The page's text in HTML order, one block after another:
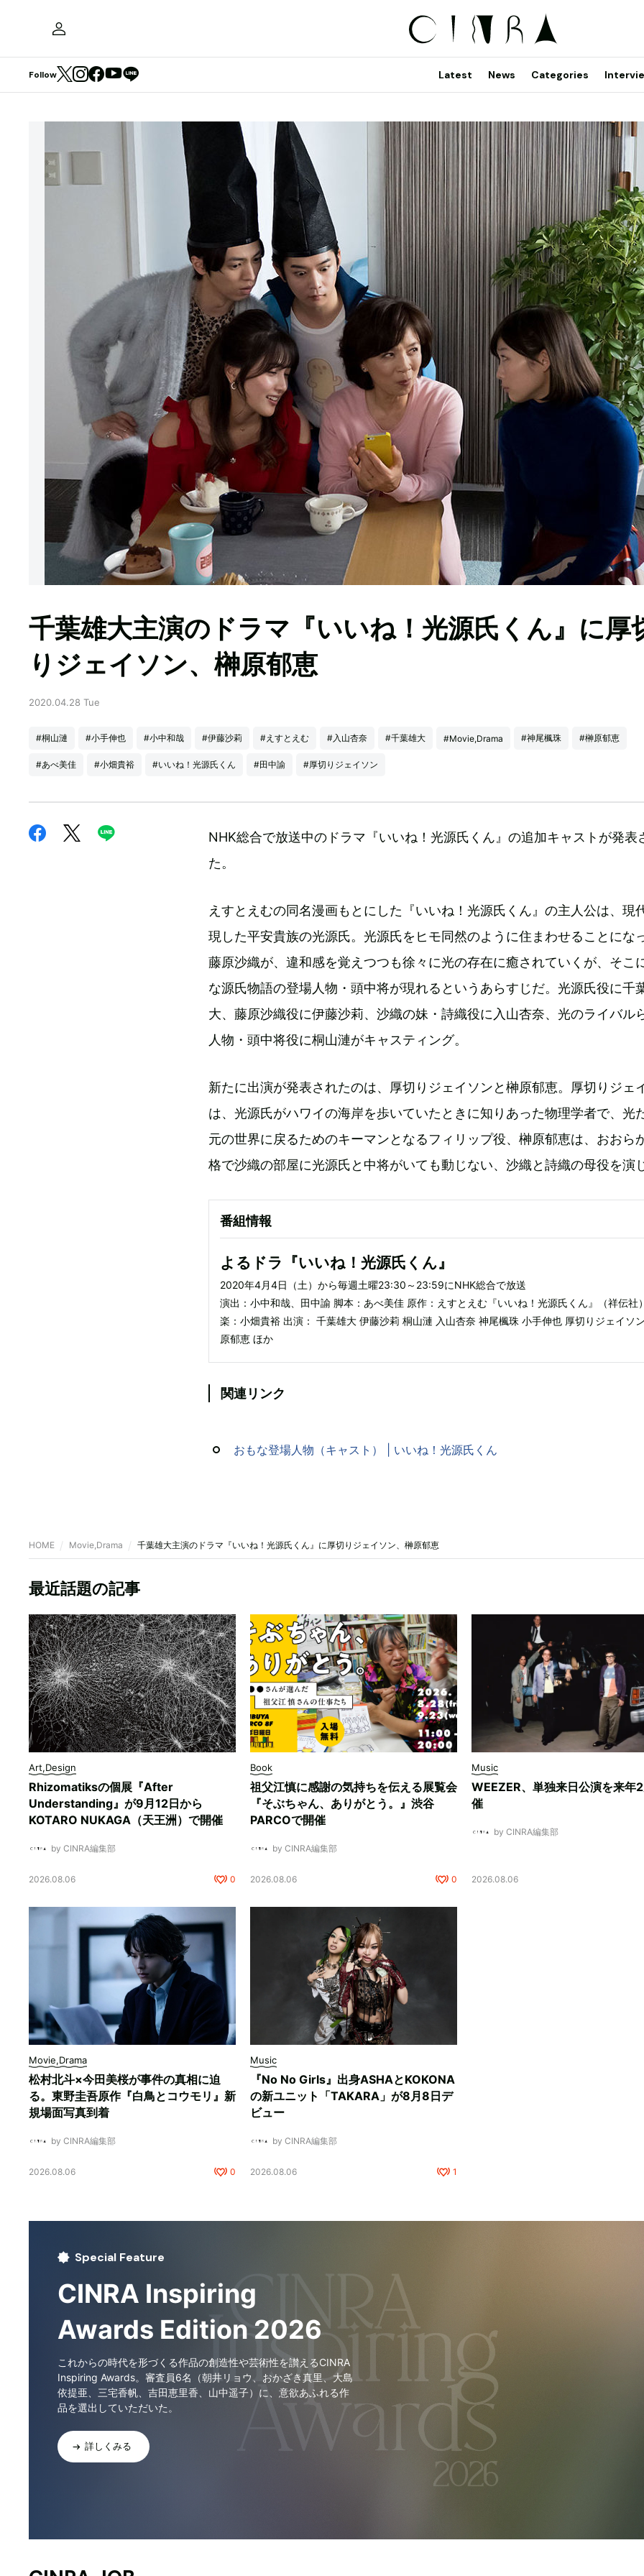
Follow Latest News Categories
千葉雄大主演のドラマ『いいね！光源氏くん』に厚
りジェイソン、榊原郁恵
2020.04.28 Tue
#桐山漣 #小手伸也 #小中和哉 #伊藤沙莉 #えすとえむ #入山杏奈 #千葉雄大 #Movie,Drama #神尾楓珠 #榊原郁恵
#あべ美佳 #小畑貴裕 #いいね！光源氏くん #田中諭 #厚切りジェイソン
NHK総合で放送中のドラマ『いいね！光源氏くん』の追加キャストが発表
た。
えすとえむの同名漫画もとにした『いいね！光源氏くん』の主人公は、現
現した平安貴族の光源氏。光源氏をヒモ同然のように住まわせることにな
藤原沙織が、違和感を覚えつつも徐々に光の存在に癒されていくが、そこ
な源氏物語の登場人物・頭中将が現れるというあらすじだ。光源氏役に千
大、藤原沙織役に伊藤沙莉、沙織の妹・詩織役に入山杏奈、光のライバル
人物・頭中将役に桐山漣がキャスティング。
新たに出演が発表されたのは、厚切りジェイソンと榊原郁恵。厚切りジェ
は、光源氏がハワイの海岸を歩いていたときに知りあった物理学者で、光
元の世界に戻るためのキーマンとなるフィリップ役、榊原郁恵は、おおら
格で沙織の部屋に光源氏と中将がいても動じない、沙織と詩織の母役を演
番組情報
よるドラ『いいね！光源氏くん』
2020年4月4日（土）から毎週土曜23:30～23:59にNHK総合で放送
演出：小中和哉、田中諭 脚本：あべ美佳 原作：えすとえむ『いいね！光源氏くん』（祥伝社
楽：小畑貴裕 出演： 千葉雄大 伊藤沙莉 桐山漣 入山杏奈 神尾楓珠 小手伸也 厚切りジェイソ
原郁恵 ほか
関連リンク
おもな登場人物（キャスト） | いいね！光源氏くん
HOME Movie,Drama 千葉雄大主演のドラマ『いいね！光源氏くん』に厚切りジェイソン、榊原郁恵
最近話題の記事
Art,Design
Rhizomatiksの個展『After
Understanding』が9月12日から
KOTARO NUKAGA（天王洲）で開催
by CINRA編集部
2026.08.06 0
Book
祖父江慎に感謝の気持ちを伝える展覧会
『そぶちゃん、ありがとう。』渋谷
PARCOで開催
by CINRA編集部
2026.08.06 0
Music
WEEZER、単独来日公演を来年
催
by CINRA編集部
2026.08.06
Movie,Drama
松村北斗×今田美桜が事件の真相に迫
る。東野圭吾原作『白鳥とコウモリ』新
規場面写真到着
by CINRA編集部
2026.08.06 0
Music
『No No Girls』出身ASHAとKOKONA
の新ユニット「TAKARA」が8月8日デ
ビュー
by CINRA編集部
2026.08.06 1
Special Feature
CINRA Inspiring
Awards Edition 2026
これからの時代を形づくる作品の創造性や芸術性を讃えるCINRA
Inspiring Awards。審査員6名（朝井リョウ、おかざき真里、大島
依提亜、三宅香帆、吉田恵里香、山中遥子）に、意欲あふれる作
品を選出していただいた。
詳しくみる